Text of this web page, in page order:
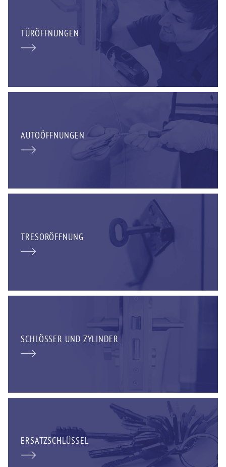
TÜRÖFFNUNGEN
AUTOÖFFNUNGEN
TRESORÖFFNUNG
SCHLÖSSER UND ZYLINDER
ERSATZSCHLÜSSEL